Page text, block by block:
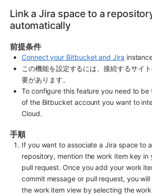
Link a Jira space to a
automatically
前提条件
Connect your Bitbucket and Jira
この機能を設定するには、接続するサイ
要があります。
To configure this feature you need to be
of the Bitbucket account you want to
Cloud.
手順
If you want to associate a Jira space to
repository, mention the work item key in
pull request. Once you add your work
commit message or pull request, you
the work item view by selecting the